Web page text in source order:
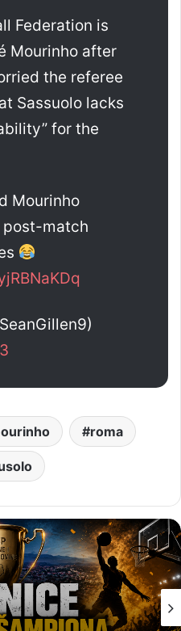
Federation is
Mourinho after
the referee
Sassuolo lacks
for the
Mourinho
post-match
roma